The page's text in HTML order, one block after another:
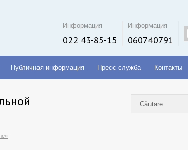
Информация
022 43-85-15
Информация
060740791
Публичная информация Пресс-служба Контакты